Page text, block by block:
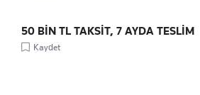
50 BİN TL TAKSİT, 7 AYDA TESLİM
Kaydet